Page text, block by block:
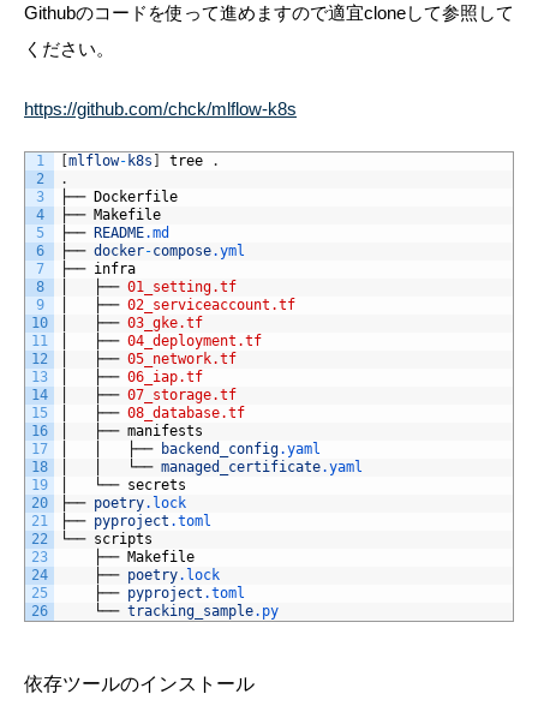
Githubのコードを使って進めますので適宜cloneして参照して
ください。
https://github.com/chck/mlflow-k8s
1
2
3
4
5
6
7
8
9
10
11
12
13
14
15
16
17
18
19
20
21
22
23
24
25
26
[mlflow- k8s ] tree
.
.
├── Dockerfile
├── Makefile
├── README.md
├── docker-compose.yml
├── infra
├── 01_setting.tf
├── 02_serviceaccount.tf
├── 03_gke.tf
├── 04_deployment.tf
├── 05_network.tf
├── 06_iap.tf
├── 07_storage.tf
├── 08_database.tf
├── manifests
├── backend_config.yaml
└── managed_certificate.yaml
└── secrets
├── poetry.lock
├── pyproject .toml
└── scripts
├── Makefile
├── poetry.lock
├── pyproject .toml
└── tracking_sample.py
依存ツールのインストール